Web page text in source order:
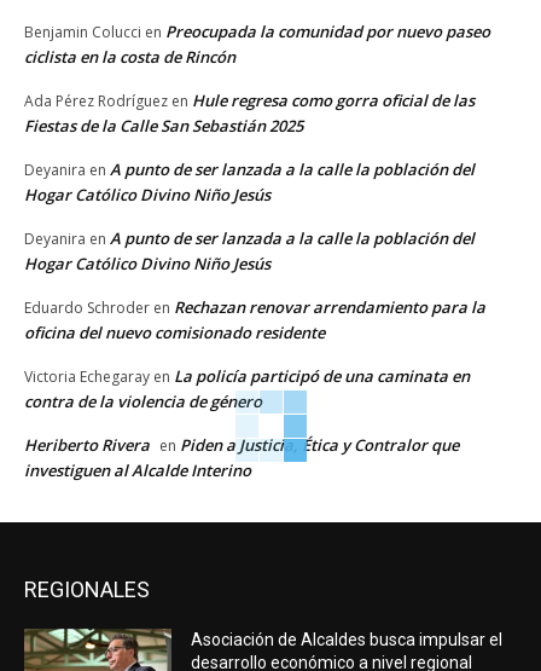
Benjamin Colucci en Preocupada la comunidad por nuevo paseo
ciclista en la costa de Rincón
Ada Pérez Rodríguez en Hule regresa como gorra oficial de las
Fiestas de la Calle San Sebastián 2025
Deyanira en A punto de ser lanzada a la calle la población del
Hogar Católico Divino Niño Jesús
Deyanira en A punto de ser lanzada a la calle la población del
Hogar Católico Divino Niño Jesús
Eduardo Schroder en Rechazan renovar arrendamiento para la
oficina del nuevo comisionado residente
Victoria Echegaray en La policía participó de una caminata en
contra de la violencia de género
Heriberto Rivera en Piden a Justicia, Ética y Contralor que
investiguen al Alcalde Interino
REGIONALES
Asociación de Alcaldes busca impulsar el
desarrollo económico a nivel regional